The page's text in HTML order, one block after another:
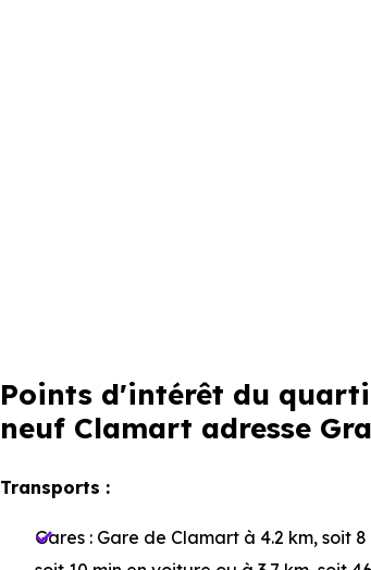
Points d'intérêt du
neuf Clamart adresse
Transports :
Gares : Gare de Clamart à 4.2 km, soit